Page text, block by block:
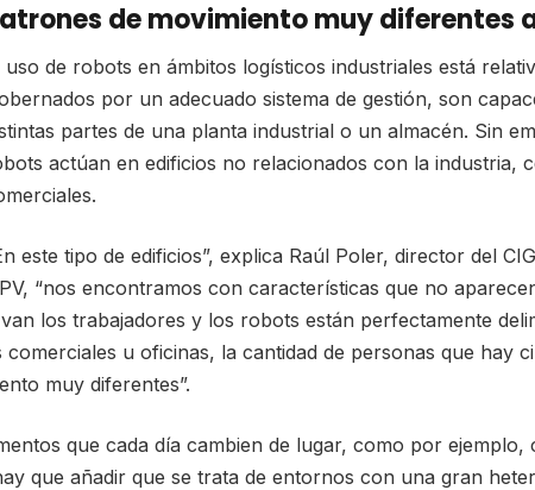
de movimiento muy diferentes
uso de robots en ámbitos logísticos industriales está
por un adecuado sistema de gestión, son
partes de una planta industrial o un almacén. Sin
actúan en edificios no relacionados con la industria,
este tipo de edificios”, explica Raúl Poler, director del
“nos encontramos con características que no
los trabajadores y los robots están perfectamente
u oficinas, la cantidad de personas que hay
muy diferentes”.
que cada día cambien de lugar, como por
que añadir que se trata de entornos con una gran